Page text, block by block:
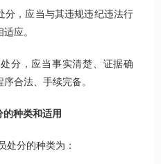
，应当与其违规违纪违法行
应。
，应当事实清楚、证据确
合法、手续完备。
种类和适用
分的种类为：